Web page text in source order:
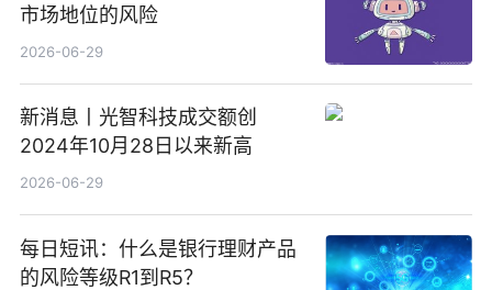
市场地位的风险
2026-06-29
新消息丨光智科技成交额创
2024年10月28日以来新高
2026-06-29
每日短讯：什么是银行理财产品
的风险等级R1到R5？